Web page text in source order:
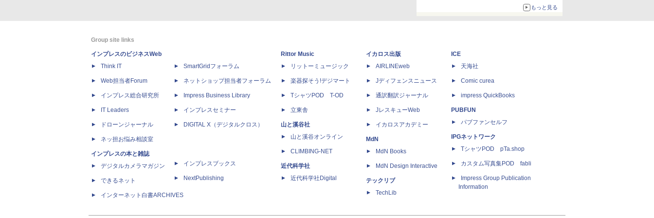
もっと見る
Group site links
インプレスのビジネスWeb
Think IT
Web担当者Forum
インプレス総合研究所
IT Leaders
ドローンジャーナル
ネッ担お悩み相談室
インプレスの本と雑誌
デジタルカメラマガジン
できるネット
インターネット白書ARCHIVES
SmartGridフォーラム
ネットショップ担当者フォーラム
Impress Business Library
インプレスセミナー
DIGITAL X（デジタルクロス）
インプレスブックス
NextPublishing
Rittor Music
リットーミュージック
楽器探そう!デジマート
TシャツPOD T-OD
立東舎
山と溪谷社
山と溪谷オンライン
CLIMBING-NET
近代科学社
近代科学社Digital
イカロス出版
AIRLINEweb
Jディフェンスニュース
通訳翻訳ジャーナル
JレスキューWeb
イカロスアカデミー
MdN
MdN Books
MdN Design Interactive
テックリブ
TechLib
ICE
天海社
Comic curea
impress QuickBooks
PUBFUN
パブファンセルフ
IPGネットワーク
TシャツPOD pTa.shop
カスタム写真集POD fabli
Impress Group Publication
Information